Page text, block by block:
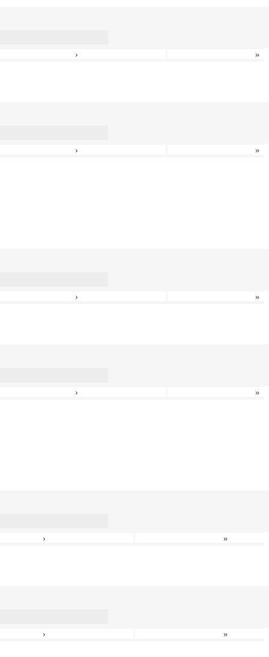
› »
› »
› »
› »
› »
› »